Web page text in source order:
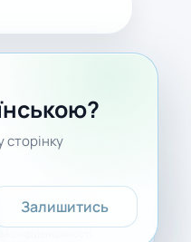
YouTube
Залишитись